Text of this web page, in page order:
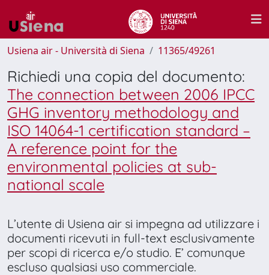
Usiena air - Università di Siena 11365/49261
Richiedi una copia del documento:
The connection between 2006 IPCC
GHG inventory methodology and
ISO 14064-1 certification standard –
A reference point for the
environmental policies at sub-
national scale
L’utente di Usiena air si impegna ad utilizzare i
documenti ricevuti in full-text esclusivamente
per scopi di ricerca e/o studio. E’ comunque
escluso qualsiasi uso commerciale.